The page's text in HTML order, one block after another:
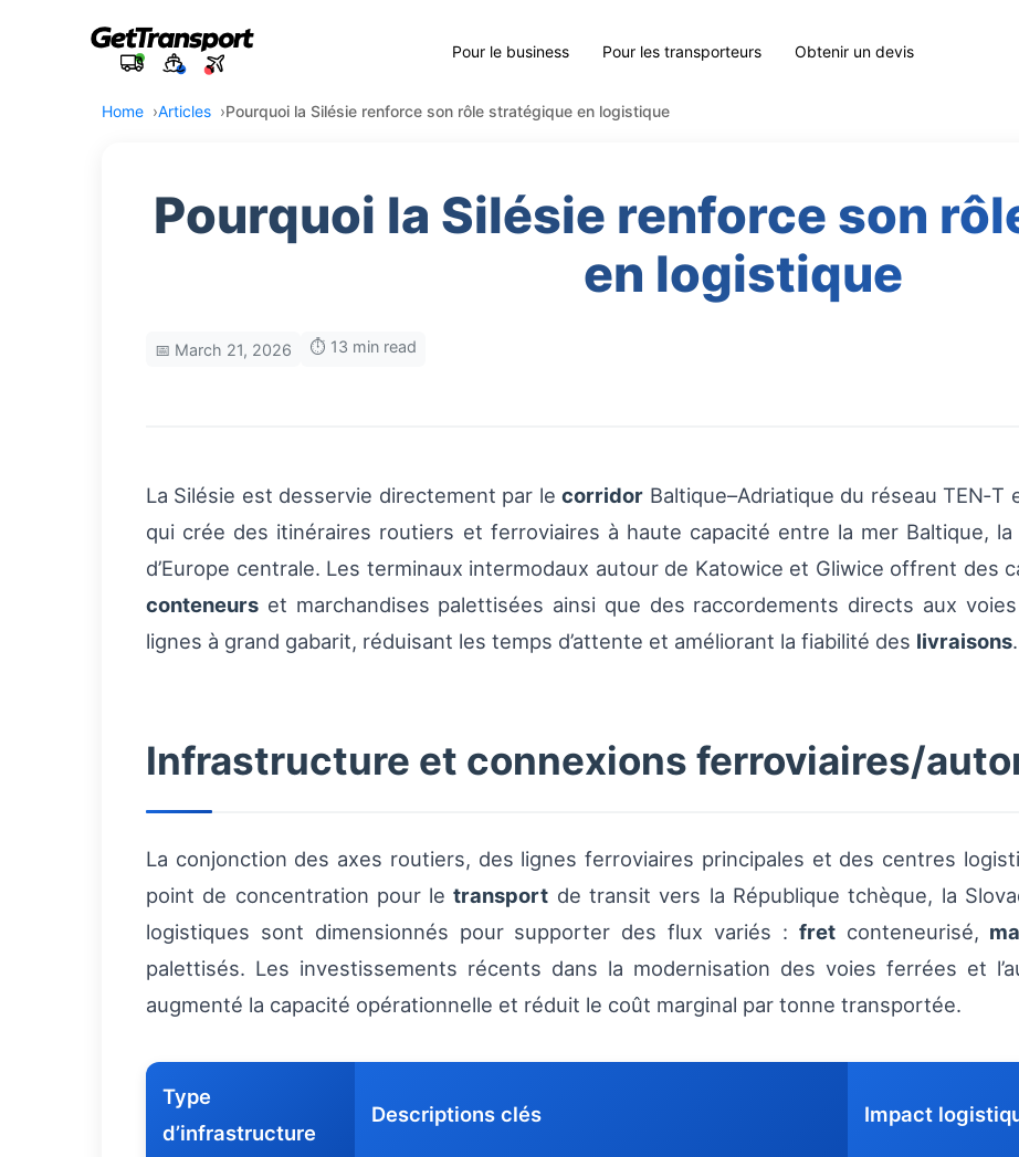
Pour le business Pour les transporteurs Obtenir un devis
Home Articles Pourquoi la Silésie renforce son rôle stratégique en logistique
Pourquoi la Silésie renforce son
en logistique
📅 March 21, 2026 ⏱️ 13 min read
La Silésie est desservie directement par lecorridor Baltique–Adriatique du réseau
qui crée des itinéraires routiers et ferroviaires à haute capacité entre la mer Baltique,
d’Europe centrale. Les terminaux intermodaux autour de Katowice et Gliwice offrent des
conteneurs et marchandises palettisées ainsi que des raccordements directs aux
lignes à grand gabarit, réduisant les temps d’attente et améliorant la fiabilité des livraisons.
Infrastructure et connexions ferroviaires/
La conjonction des axes routiers, des lignes ferroviaires principales et des centres
point de concentration pour letransport de transit vers la République tchèque, la
logistiques sont dimensionnés pour supporter des flux variés : fretconteneurisé,
palettisés. Les investissements récents dans la modernisation des voies ferrées et
augmenté la capacité opérationnelle et réduit le coût marginal par tonne transportée.
Type
d’infrastructure
Descriptions clés Impact